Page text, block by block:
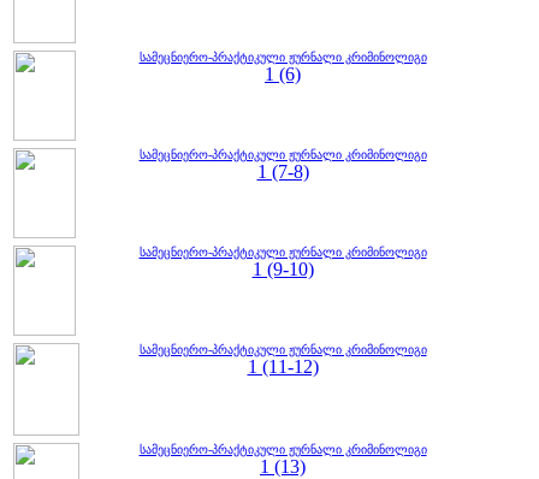
სამეცნიერო-პრაქტიკული ჟურნალი კრიმინოლიგი
1 (6)
სამეცნიერო-პრაქტიკული ჟურნალი კრიმინოლიგი
1 (7-8)
სამეცნიერო-პრაქტიკული ჟურნალი კრიმინოლიგი
1 (9-10)
სამეცნიერო-პრაქტიკული ჟურნალი კრიმინოლიგი
1 (11-12)
სამეცნიერო-პრაქტიკული ჟურნალი კრიმინოლიგი
1 (13)